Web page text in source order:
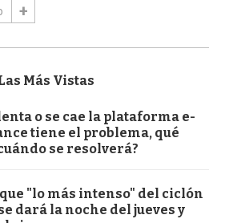
Más Vistas
o se cae la plataforma e-
tiene el problema, qué
se resolverá?
"lo más intenso" del ciclón
dará la noche del jueves y